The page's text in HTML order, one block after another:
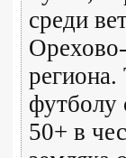
среди
футболу
50+ в